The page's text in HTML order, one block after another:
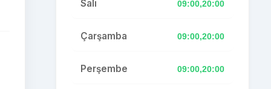
Salı 09:00,20:00
Çarşamba 09:00,20:00
Perşembe 09:00,20:00